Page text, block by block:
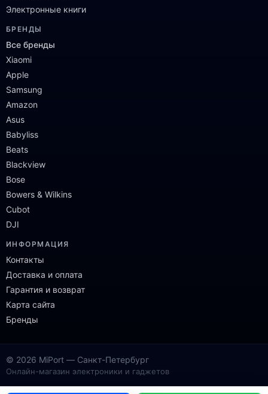
Электронные книги
БРЕНДЫ
Все бренды
Xiaomi
Apple
Samsung
Amazon
Asus
Babyliss
Beats
Blackview
Bose
Bowers & Wilkins
Cubot
DJI
ИНФОРМАЦИЯ
Контакты
Доставка и оплата
Гарантия и возврат
Карта сайта
Бренды
© 2026 MiPort — Санкт-Петербург
Онлайн-магазин электроники и гаджетов